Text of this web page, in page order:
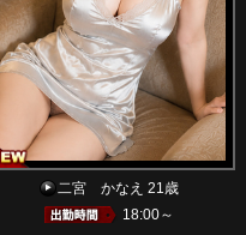
二宮 かなえ 21歳
18:00～